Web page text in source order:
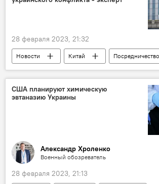
28 февраля 2023, 21:32
Новости Китай
Посредничество
Россия
Украина
конфликт
Эксперт
США планируют химическую
эвтаназию Украины
Александр Хроленко
Военный обозреватель
28 февраля 2023, 21:13